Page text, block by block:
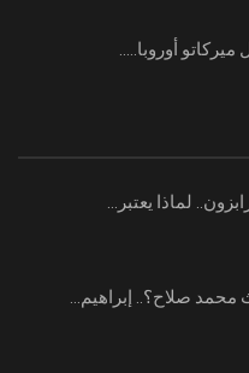
أوروبا..…
لماذا يعتبر…
محمد صلاح؟.. إبراهيم…